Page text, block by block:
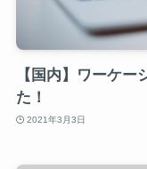
【国内】ワーケ
た！
2021年3月3日